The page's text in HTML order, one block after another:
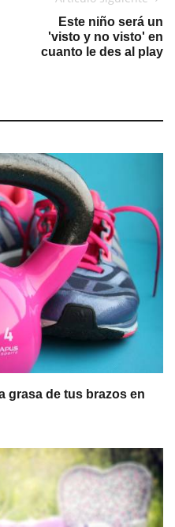
Este niño será un
'visto y no visto' en
cuanto le des al play
grasa de tus brazos en